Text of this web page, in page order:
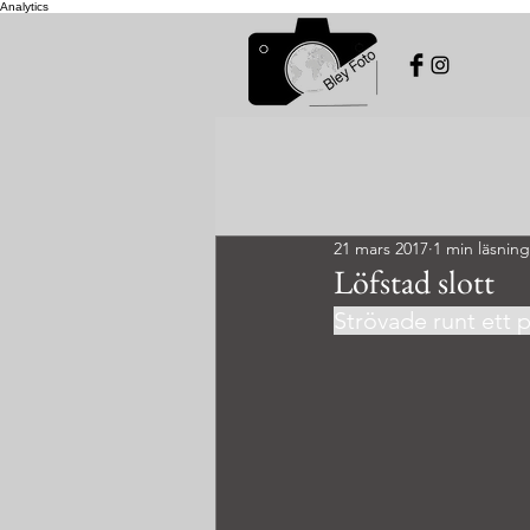
Analytics
Löfstad slott
21 mars 2017 1 min läsning